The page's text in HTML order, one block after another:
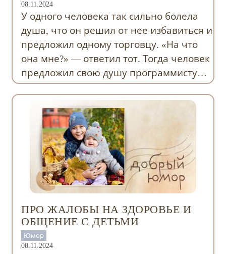
08.11.2024
У одного человека так сильно болела
душа, что он решил от нее избавиться и
предложил одному торговцу. «На что
она мне?» — ответил тот. Тогда человек
предложил свою душу программисту…
ПРО ЖАЛОБЫ НА ЗДОРОВЬЕ И
ОБЩЕНИЕ С ДЕТЬМИ
Юмор
08.11.2024